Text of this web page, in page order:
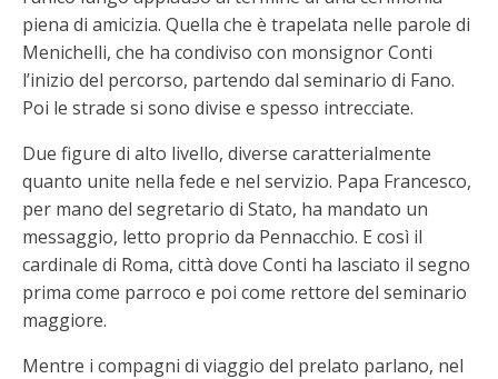
piena di amicizia. Quella che è trapelata nelle parole di
Menichelli, che ha condiviso con monsignor Conti
l’inizio del percorso, partendo dal seminario di Fano.
Poi le strade si sono divise e spesso intrecciate.
Due figure di alto livello, diverse caratterialmente
quanto unite nella fede e nel servizio. Papa Francesco,
per mano del segretario di Stato, ha mandato un
messaggio, letto proprio da Pennacchio. E così il
cardinale di Roma, città dove Conti ha lasciato il segno
prima come parroco e poi come rettore del seminario
maggiore.
Mentre i compagni di viaggio del prelato parlano, nel